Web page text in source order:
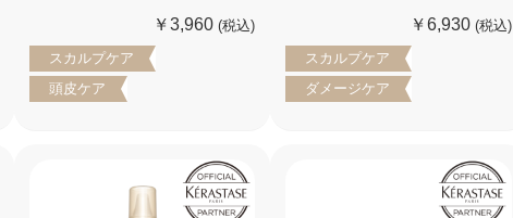
￥3,960(税込)
スカルプケア
頭皮ケア
￥6,930 (税込)
スカルプケア
ダメージケア